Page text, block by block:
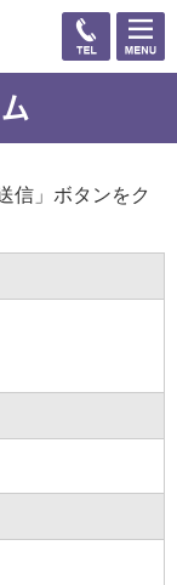
信」ボタンをク